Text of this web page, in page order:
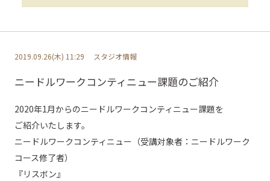
2019.09.26(木) 11:29 スタジオ情報
ニードルワークコンティニュー課題のご紹介
2020年1月からのニードルワークコンティニュー課題を
ご紹介いたします。
ニードルワークコンティニュー（受講対象者：ニードルワーク
コース修了者）
『リスボン』